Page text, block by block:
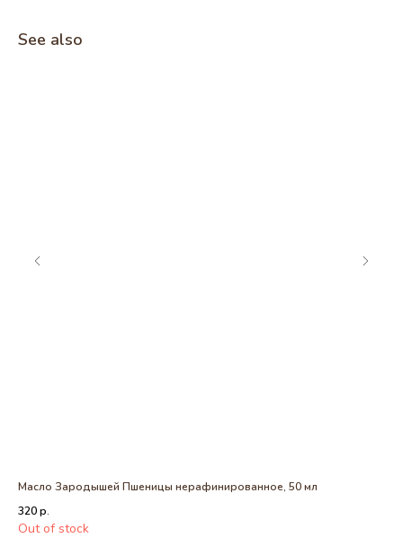
See also
Масло Зародышей Пшеницы нерафинированное, 50 мл
320р.
Out of stock